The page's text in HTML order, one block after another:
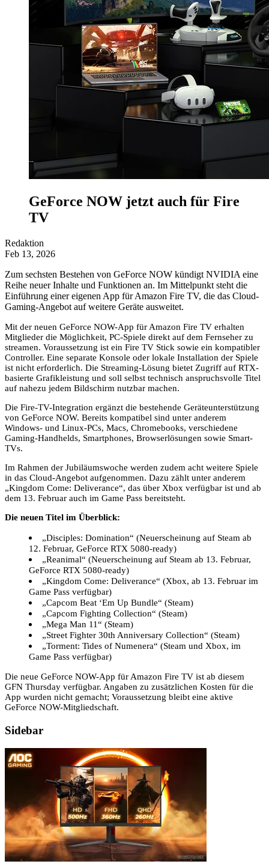
GeForce NOW jetzt auch für Fire
TV
Redaktion
Feb 13, 2026
Zum sechsten Bestehen von GeForce NOW kündigt NVIDIA eine
Reihe neuer Inhalte und Funktionen an. Im Mittelpunkt steht die
Einführung einer eigenen App für Amazon Fire TV, die das Cloud-
Gaming-Angebot auf weitere Geräte ausweitet.
Mit der neuen GeForce NOW-App für Amazon Fire TV erhalten
Mitglieder die Möglichkeit, PC-Spiele direkt auf dem Fernseher zu
streamen. Voraussetzung ist ein Fire TV Stick sowie ein kompatibler
Controller. Eine separate Konsole oder lokale Installation der Spiele
ist nicht erforderlich. Die Streaming-Lösung bietet Zugriff auf RTX-
basierte Grafikleistung und soll selbst technisch anspruchsvolle Titel
auf nahezu jedem Bildschirm nutzbar machen.
Die Fire-TV-Integration ergänzt die bestehende Geräteunterstützung
von GeForce NOW. Bereits kompatibel sind unter anderem
Windows- und Linux-PCs, Macs, Chromebooks, verschiedene
Gaming-Handhelds, Smartphones, Browserlösungen sowie Smart-
TVs.
Im Rahmen der Jubiläumswoche werden zudem acht weitere Spiele
in das Cloud-Angebot aufgenommen. Dazu zählt unter anderem
„Kingdom Come: Deliverance“, das über Xbox verfügbar ist und ab
dem 13. Februar auch im Game Pass bereitsteht.
Die neuen Titel im Überblick:
„Disciples: Domination“ (Neuerscheinung auf Steam ab
12. Februar, GeForce RTX 5080-ready)
„Reanimal“ (Neuerscheinung auf Steam ab 13. Februar,
GeForce RTX 5080-ready)
„Kingdom Come: Deliverance“ (Xbox, ab 13. Februar im
Game Pass verfügbar)
„Capcom Beat ‘Em Up Bundle“ (Steam)
„Capcom Fighting Collection“ (Steam)
„Mega Man 11“ (Steam)
„Street Fighter 30th Anniversary Collection“ (Steam)
„Torment: Tides of Numenera“ (Steam und Xbox, im
Game Pass verfügbar)
Die neue GeForce NOW-App für Amazon Fire TV ist ab diesem
GFN Thursday verfügbar. Angaben zu zusätzlichen Kosten für die
App wurden nicht gemacht; Voraussetzung bleibt eine aktive
GeForce NOW-Mitgliedschaft.
Sidebar